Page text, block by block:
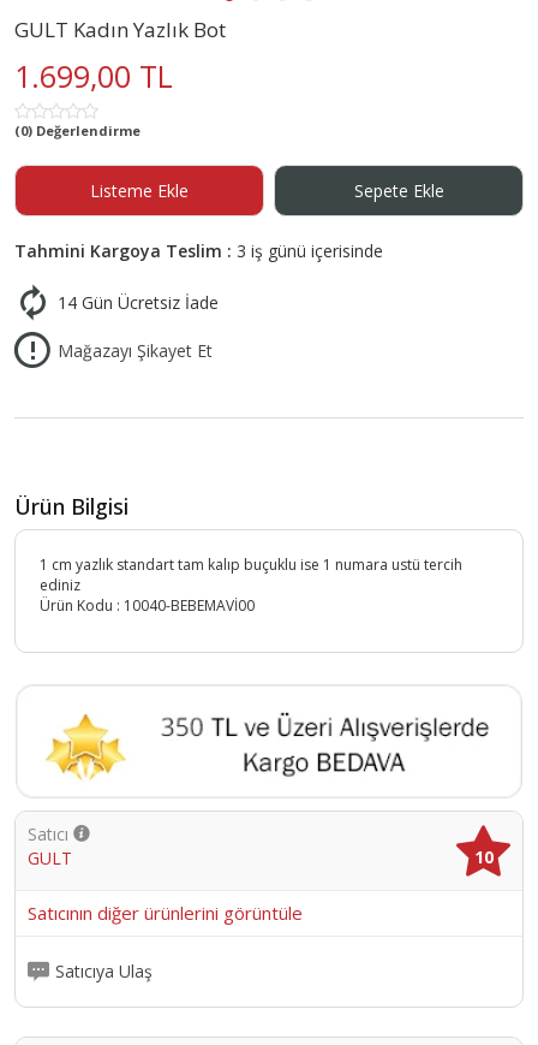
GULT Kadın Yazlık Bot
1.699,00 TL
(0) Değerlendirme
Listeme Ekle Sepete Ekle
Tahmini Kargoya Teslim : 3 iş günü içerisinde
14 Gün Ücretsiz İade
Mağazayı Şikayet Et
Ürün Bilgisi
1 cm yazlık standart tam kalıp buçuklu ise 1 numara ustü tercih
ediniz
Ürün Kodu : 10040-BEBEMAVİ00
Satıcı
GULT
10
Satıcının diğer ürünlerini görüntüle
Satıcıya Ulaş